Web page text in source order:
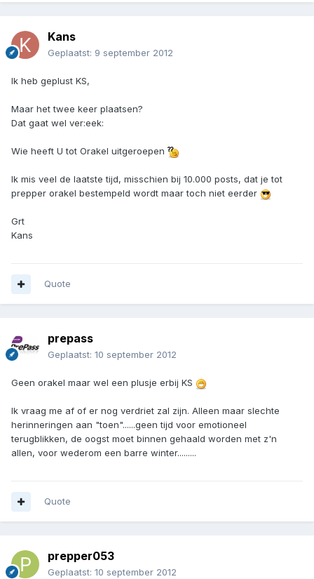
Kans
Geplaatst: 9 september 2012
Ik heb geplust KS,
Maar het twee keer plaatsen?
Dat gaat wel ver:eek:
Wie heeft U tot Orakel uitgeroepen
Ik mis veel de laatste tijd, misschien bij 10.000 posts, dat je tot
prepper orakel bestempeld wordt maar toch niet eerder
Grt
Kans
Quote
prepass
Geplaatst: 10 september 2012
Geen orakel maar wel een plusje erbij KS
Ik vraag me af of er nog verdriet zal zijn. Alleen maar slechte
herinneringen aan "toen"......geen tijd voor emotioneel
terugblikken, de oogst moet binnen gehaald worden met z'n
allen, voor wederom een barre winter.........
Quote
prepper053
Geplaatst: 10 september 2012